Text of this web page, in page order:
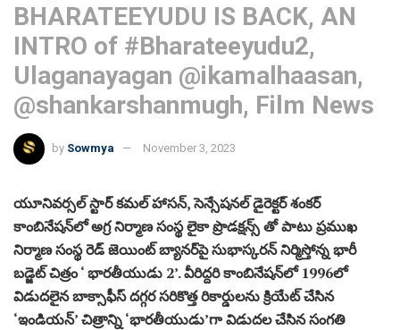
BHARATEEYUDU IS BACK, AN
INTRO of #Bharateeyudu2,
Ulaganayagan @ikamalhaasan,
@shankarshanmugh, Film News
by Sowmya November 3, 2023
యూనివ‌ర్స‌ల్ స్టార్ క‌మ‌ల్ హాస‌న్‌, సెన్సేష‌న‌ల్ డైరెక్ట‌ర్ శంక‌ర్
కాంబినేష‌న్‌లో అగ్ర నిర్మాణ సంస్థ లైకా ప్రొడ‌క్ష‌న్స్ తో పాటు ప్రముఖ
నిర్మాణ సంస్థ రెడ్ జెయింట్ బ్యానర్‌పై సుభాస్క‌ర‌న్ నిర్మిస్తోన్న భారీ
బ‌డ్జెట్ చిత్రం ‘ భార‌తీయుడు 2’. వీరిద్ద‌రి కాంబినేష‌న్‌లో 1996లో
విడుద‌లైన బాక్సాఫీస్ ద‌గ్గ‌ర సరికొత్త రికార్డుల‌ను క్రియేట్ చేసిన
‘ఇండియన్’ చిత్రాన్ని ‘భార‌తీయుడు’గా విడుదల చేసిన సంగతి